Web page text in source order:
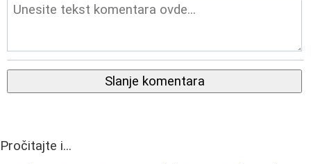
Slanje komentara
Pročitajte i...